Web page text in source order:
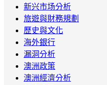
新兴市场分析
旅遊與財務規劃
歷史與文化
海外銀行
漏洞分析
澳洲政策
澳洲經濟分析